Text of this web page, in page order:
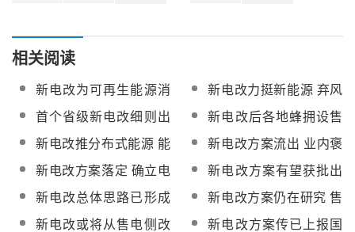
相关阅读
新电改为可再生能源消
纳提供制度保障
新电改力挺新能源 弃风
弃光有望缓解
首个省级新电改细则出
台
新电改后各地蜂拥设售
电公司 预计年底发首批
牌照
新电改推分布式能源 能
源互联网概念崛起
新电改方案流出 业内褒
贬不一
新电改方案落定 确立电
网企业新盈利模式
新电改方案有望获批出
台：发电计划、电价放
开
新电改总体思路已形成
共识：拆分电网
新电改方案仍在研究 售
电侧改革成共识
新电改或将从售电侧改 新电改方案传已上报国